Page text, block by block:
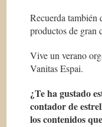
Recuerda también
productos de gran
Vive un verano
Vanitas Espai.
¿Te ha gustado
contador de
los contenidos